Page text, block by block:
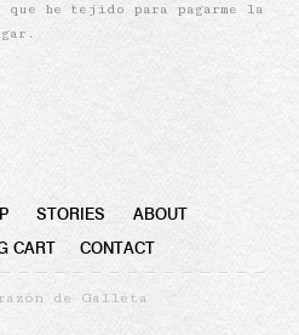
que he tejido para pagarme la
STORIES
ABOUT
CART
CONTACT
de Galleta